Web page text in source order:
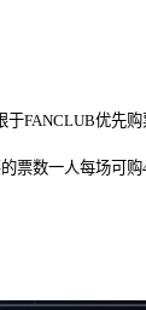
于FANCLUB优先购
票数一人每场可购